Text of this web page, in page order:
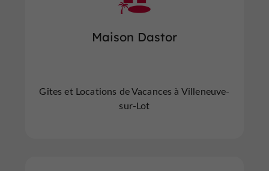
Maison Dastor
Gîtes et Locations de Vacances à Villeneuve-
sur-Lot